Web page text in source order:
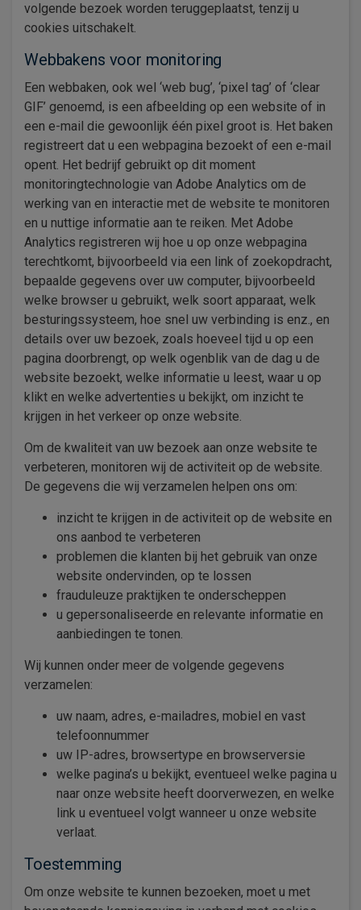
volgende bezoek worden teruggeplaatst, tenzij u
cookies uitschakelt.
Webbakens voor monitoring
Een webbaken, ook wel ‘web bug’, ‘pixel tag’ of ‘clear
GIF’ genoemd, is een afbeelding op een website of in
een e-mail die gewoonlijk één pixel groot is. Het baken
registreert dat u een webpagina bezoekt of een e-mail
opent. Het bedrijf gebruikt op dit moment
monitoringtechnologie van Adobe Analytics om de
werking van en interactie met de website te monitoren
en u nuttige informatie aan te reiken. Met Adobe
Analytics registreren wij hoe u op onze webpagina
terechtkomt, bijvoorbeeld via een link of zoekopdracht,
bepaalde gegevens over uw computer, bijvoorbeeld
welke browser u gebruikt, welk soort apparaat, welk
besturingssysteem, hoe snel uw verbinding is enz., en
details over uw bezoek, zoals hoeveel tijd u op een
pagina doorbrengt, op welk ogenblik van de dag u de
website bezoekt, welke informatie u leest, waar u op
klikt en welke advertenties u bekijkt, om inzicht te
krijgen in het verkeer op onze website.
Om de kwaliteit van uw bezoek aan onze website te
verbeteren, monitoren wij de activiteit op de website.
De gegevens die wij verzamelen helpen ons om:
inzicht te krijgen in de activiteit op de website en
ons aanbod te verbeteren
problemen die klanten bij het gebruik van onze
website ondervinden, op te lossen
frauduleuze praktijken te onderscheppen
u gepersonaliseerde en relevante informatie en
aanbiedingen te tonen.
Wij kunnen onder meer de volgende gegevens
verzamelen:
uw naam, adres, e-mailadres, mobiel en vast
telefoonnummer
uw IP-adres, browsertype en browserversie
welke pagina’s u bekijkt, eventueel welke pagina u
naar onze website heeft doorverwezen, en welke
link u eventueel volgt wanneer u onze website
verlaat.
Toestemming
Om onze website te kunnen bezoeken, moet u met